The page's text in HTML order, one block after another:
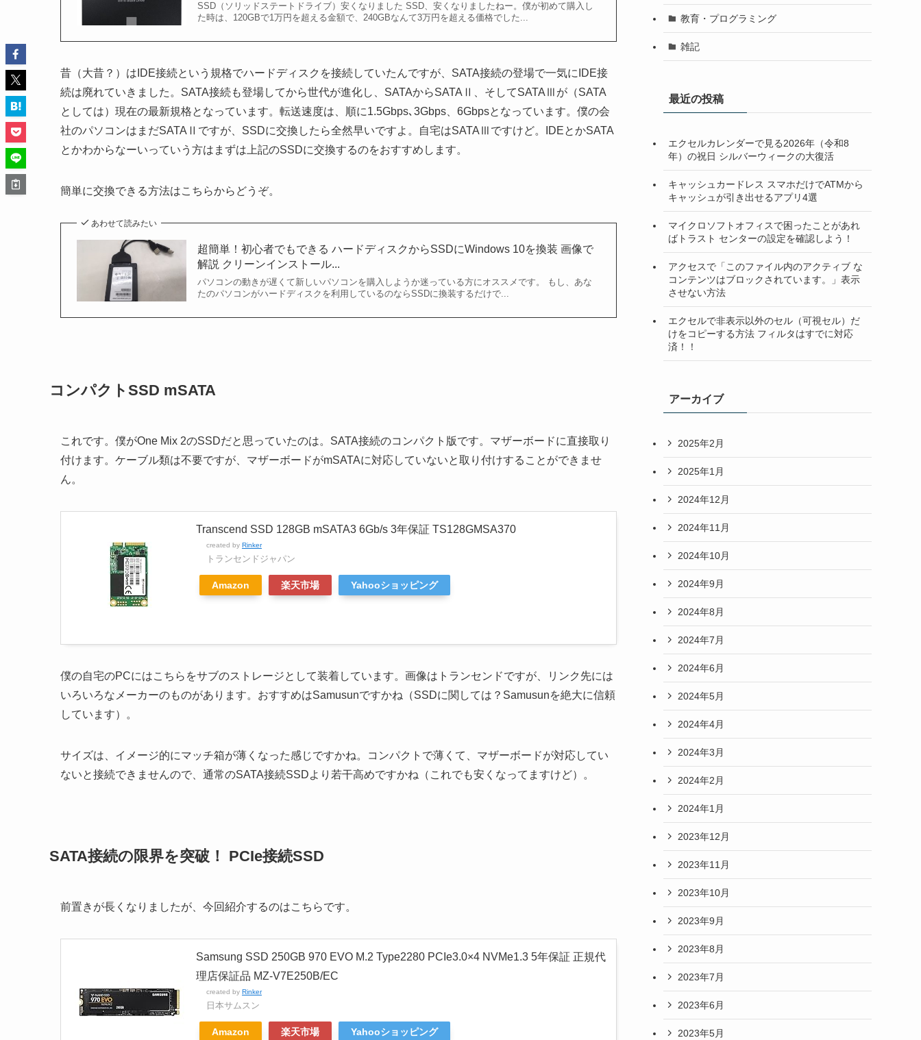
SSD（ソリッドステートドライブ）安くなりました SSD、安くなりましたねー。僕が初めて購入し
た時は、120GBで1万円を超える金額で、240GBなんて3万円を超える価格でした...
昔（大昔？）はIDE接続という規格でハードディスクを接続していたんですが、SATA接続の登場で一気にIDE接
続は廃れていきました。SATA接続も登場してから世代が進化し、SATAからSATAⅡ、そしてSATAⅢが（SATA
としては）現在の最新規格となっています。転送速度は、順に1.5Gbps､3Gbps、6Gbpsとなっています。僕の会
社のパソコンはまだSATAⅡですが、SSDに交換したら全然早いですよ。自宅はSATAⅢですけど。IDEとかSATA
とかわからなーいっていう方はまずは上記のSSDに交換するのをおすすめします。
簡単に交換できる方法はこちらからどうぞ。
あわせて読みたい
超簡単！初心者でもできる ハードディスクからSSDにWindows 10を換装 画像で
解説 クリーンインストール...
パソコンの動きが遅くて新しいパソコンを購入しようか迷っている方にオススメです。 もし、あな
たのパソコンがハードディスクを利用しているのならSSDに換装するだけで...
コンパクトSSD mSATA
これです。僕がOne Mix 2のSSDだと思っていたのは。SATA接続のコンパクト版です。マザーボードに直接取り
付けます。ケーブル類は不要ですが、マザーボードがmSATAに対応していないと取り付けすることができませ
ん。
Transcend SSD 128GB mSATA3 6Gb/s 3年保証 TS128GMSA370
created by Rinker
トランセンドジャパン
Amazon 楽天市場 Yahooショッピング
僕の自宅のPCにはこちらをサブのストレージとして装着しています。画像はトランセンドですが、リンク先には
いろいろなメーカーのものがあります。おすすめはSamusunですかね（SSDに関しては？Samusunを絶大に信頼
しています）。
サイズは、イメージ的にマッチ箱が薄くなった感じですかね。コンパクトで薄くて、マザーボードが対応してい
ないと接続できませんので、通常のSATA接続SSDより若干高めですかね（これでも安くなってますけど）。
SATA接続の限界を突破！ PCIe接続SSD
前置きが長くなりましたが、今回紹介するのはこちらです。
Samsung SSD 250GB 970 EVO M.2 Type2280 PCIe3.0×4 NVMe1.3 5年保証 正規代
理店保証品 MZ-V7E250B/EC
created by Rinker
日本サムスン
Amazon 楽天市場 Yahooショッピング
教育・プログラミング
雑記
最近の投稿
エクセルカレンダーで見る2026年（令和8
年）の祝日 シルバーウィークの大復活
キャッシュカードレス スマホだけでATMから
キャッシュが引き出せるアプリ4選
マイクロソフトオフィスで困ったことがあれ
ばトラスト センターの設定を確認しよう！
アクセスで「このファイル内のアクティブ な
コンテンツはブロックされています。」表示
させない方法
エクセルで非表示以外のセル（可視セル）だ
けをコピーする方法 フィルタはすでに対応
済！！
アーカイブ
2025年2月
2025年1月
2024年12月
2024年11月
2024年10月
2024年9月
2024年8月
2024年7月
2024年6月
2024年5月
2024年4月
2024年3月
2024年2月
2024年1月
2023年12月
2023年11月
2023年10月
2023年9月
2023年8月
2023年7月
2023年6月
2023年5月